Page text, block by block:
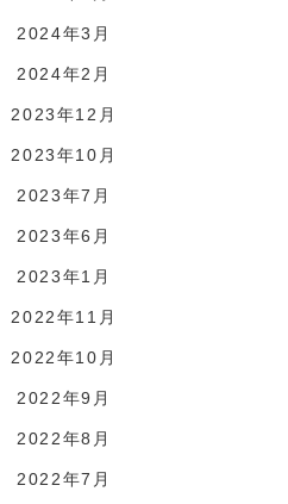
2024年3月
2024年2月
2023年12月
2023年10月
2023年7月
2023年6月
2023年1月
2022年11月
2022年10月
2022年9月
2022年8月
2022年7月